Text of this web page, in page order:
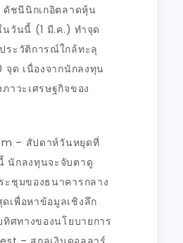
ชนีนิกเกอิตลาดหุ้น
นวันนี้ (1 มี.ค.) ทำจุด
ระวัติการณ์ใกล้ทะลุ
ด เนื่องจากนักลงทุน
าวะเศรษฐกิจของ
– สัปดาห์วันหยุดที่
นักลงทุนจะจับตาดู
ะชุมของธนาคารกลาง
เพื่อหาข้อมูลเชิงลึก
ทิศทางของนโยบายการ